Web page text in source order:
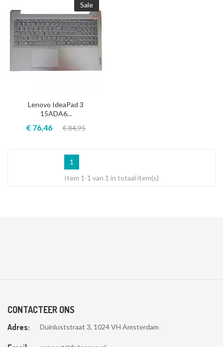
Sale
Lenovo IdeaPad 3
15ADA6...
€ 76,46 € 84,95
1
Item 1-1 van 1 in totaal item(s)
CONTACTEER ONS
Adres: Duinluststraat 3, 1024 VH Amsterdam